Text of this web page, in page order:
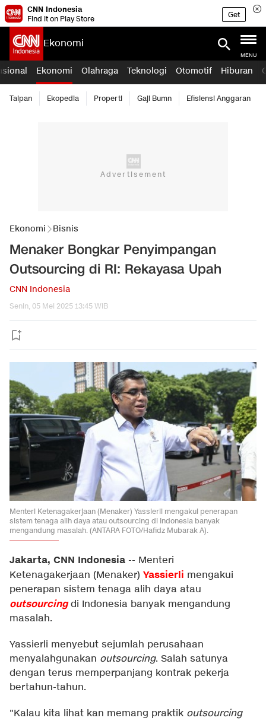
CNN Indonesia
Find it on Play Store
Get
Ekonomi
MENU
Ekonomi Olahraga Teknologi Otomotif Hiburan
Taipan Ekopedia Properti Gaji Bumn Efisiensi Anggaran
Ekonomi Bisnis
Menaker Bongkar Penyimpangan
Outsourcing di RI: Rekayasa Upah
CNN Indonesia
Senin, 05 Mei 2025 13:45 WIB
Menteri Ketenagakerjaan (Menaker) Yassierli mengakui penerapan
sistem tenaga alih daya atau outsourcing di Indonesia banyak
mengandung masalah. (ANTARA FOTO/Hafidz Mubarak A).
Jakarta, CNN Indonesia -- Menteri
Ketenagakerjaan (Menaker) Yassierli mengakui
penerapan sistem tenaga alih daya atau
outsourcing di Indonesia banyak mengandung
masalah.
Yassierli menyebut sejumlah perusahaan
menyalahgunakan outsourcing. Salah satunya
dengan terus memperpanjang kontrak pekerja
bertahun-tahun.
"Kalau kita lihat kan memang praktik outsourcing